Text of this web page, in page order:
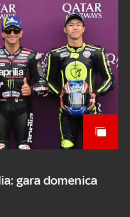
gara domenica